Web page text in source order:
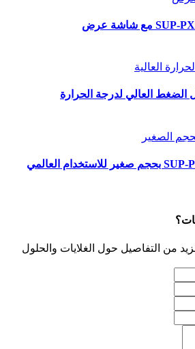
من التفاصيل حول الغلايات والحلول